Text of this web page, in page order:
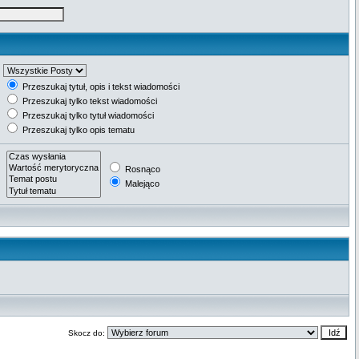
Przeszukaj tytuł, opis i tekst wiadomości
Przeszukaj tylko tekst wiadomości
Przeszukaj tylko tytuł wiadomości
Przeszukaj tylko opis tematu
Rosnąco
Malejąco
Skocz do: